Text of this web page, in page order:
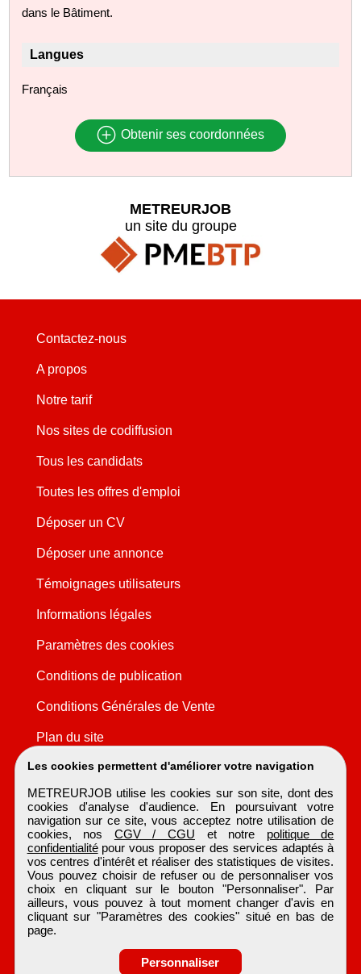
dans le Bâtiment.
Langues
Français
Obtenir ses coordonnées
Les cookies permettent d'améliorer votre navigation
METREURJOB utilise les cookies sur son site, dont des
cookies d'analyse d'audience. En poursuivant votre
navigation sur ce site, vous acceptez notre utilisation de
cookies, nos CGV / CGU et notre politique de
confidentialitépour vous proposer des services adaptés à
vos centres d'intérêt et réaliser des statistiques de visites.
Vous pouvez choisir de refuser ou de personnaliser vos
choix en cliquant sur le bouton "Personnaliser". Par
ailleurs, vous pouvez à tout moment changer d'avis en
cliquant sur "Paramètres des cookies" situé en bas de
page.
Personnaliser
METREURJOB
un site du groupe
Contactez-nous
A propos
Notre tarif
Nos sites de codiffusion
Tous les candidats
Toutes les offres d'emploi
Déposer un CV
Déposer une annonce
Témoignages utilisateurs
Informations légales
Paramètres des cookies
Conditions de publication
Conditions Générales de Vente
Plan du site